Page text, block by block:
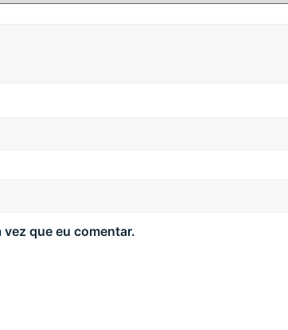
que eu comentar.